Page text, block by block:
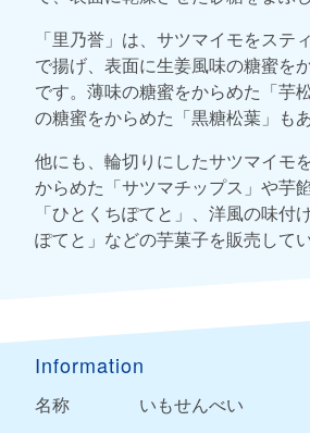
「里乃誉」は、サツマイモをステ
で揚げ、表面に生姜風味の糖蜜を
です。薄味の糖蜜をからめた「芋
の糖蜜をからめた「黒糖松葉」もあ
他にも、輪切りにしたサツマイモ
からめた「サツマチップス」や芋
「ひとくちぽてと」、洋風の味付
ぽてと」などの芋菓子を販売してい
Information
名称 いもせんべい